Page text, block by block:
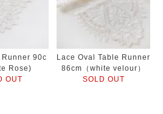
Runner 90c
Rose)
OUT
Lace Oval Table Runner
86cm（white velour）
SOLD OUT